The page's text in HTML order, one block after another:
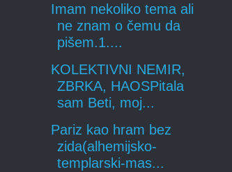
Imam nekoliko tema ali
ne znam o čemu da
pišem.1....
KOLEKTIVNI NEMIR,
ZBRKA, HAOSPitala
sam Beti, moj...
Pariz kao hram bez
zida(alhemijsko-
templarski-mas...